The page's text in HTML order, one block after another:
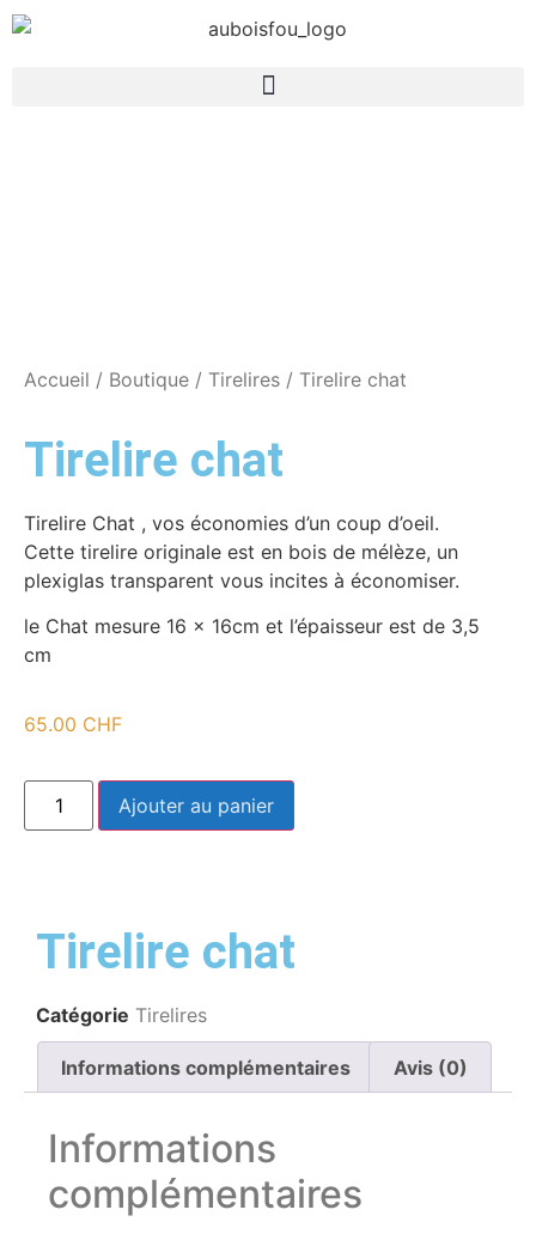
Accueil / Boutique / Tirelires / Tirelire chat
Tirelire chat
Tirelire Chat , vos économies d’un coup d’oeil.
Cette tirelire originale est en bois de mélèze, un
plexiglas transparent vous incites à économiser.
le Chat mesure 16 x 16cm et l’épaisseur est de 3,5
cm
65.00 CHF
Ajouter au panier
Tirelire chat
Catégorie Tirelires
Informations complémentaires Avis (0)
Informations
complémentaires